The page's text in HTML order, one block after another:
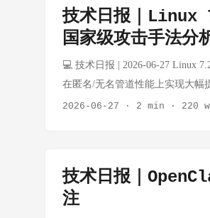
技术日报｜Linux
国家级攻击手法分
💻 技术日报 | 2026-06-27 Linux
在匿名/无名管道性能上实现大幅
系统的首次重大改进，对频繁使
Improves Anonymous/Unnamed
要保障？ 来源： Konrad Reiche
2026-06-27 · 2 min · 220
技术日报｜
注